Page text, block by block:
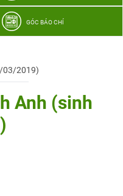
GÓC BÁO CHÍ
03/2019)
Anh (sinh